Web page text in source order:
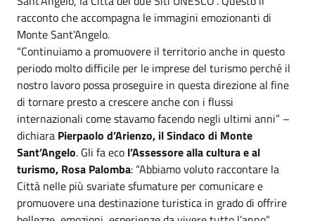
racconto che accompagna le immagini emozionanti di
Monte Sant’Angelo.
“Continuiamo a promuovere il territorio anche in questo
periodo molto difficile per le imprese del turismo perché il
nostro lavoro possa proseguire in questa direzione al fine
di tornare presto a crescere anche con i flussi
internazionali come stavamo facendo negli ultimi anni” –
dichiara Pierpaolo d’Arienzo, il Sindaco di Monte
Sant’Angelo. Gli fa eco l’Assessore alla cultura e al
turismo, Rosa Palomba: “Abbiamo voluto raccontare la
Città nelle più svariate sfumature per comunicare e
promuovere una destinazione turistica in grado di offrire